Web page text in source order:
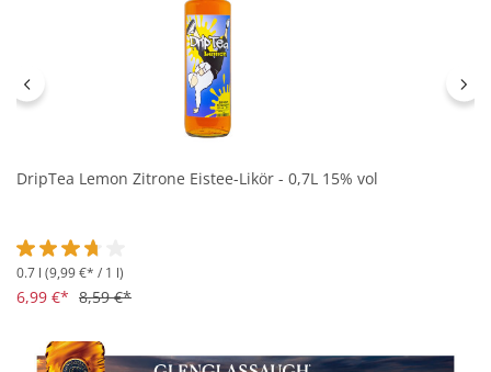
DripTea Lemon Zitrone Eistee-Likör - 0,7L 15% vol
Durchschnittliche Bewertung von 3.7 von 5 Sternen
0.7 l (9,99 €* / 1 l)
6,99 €* 8,59 €*